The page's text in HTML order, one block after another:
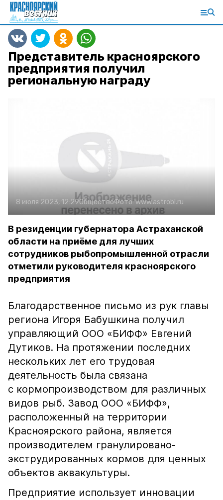
Представитель красноярского
предприятия получил
региональную награду
8 июля 2023, 12:29ОбществоФото:www.astrobl.ru
В резиденции губернатора Астраханской
области на приёме для лучших
сотрудников рыбопромышленной отрасли
отметили руководителя красноярского
предприятия
Благодарственное письмо из рук главы
региона Игоря Бабушкина получил
управляющий ООО «БИФФ» Евгений
Дутиков. На протяжении последних
нескольких лет его трудовая
деятельность была связана
с кормопроизводством для различных
видов рыб. Завод ООО «БИФФ»,
расположенный на территории
Красноярского района, является
производителем гранулировано-
экструдированных кормов для ценных
объектов аквакультуры.
Предприятие использует инновации